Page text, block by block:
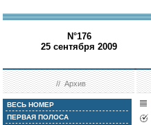
N°176
25 сентября 2009
//Архив
ВЕСЬ НОМЕР
ПЕРВАЯ ПОЛОСА